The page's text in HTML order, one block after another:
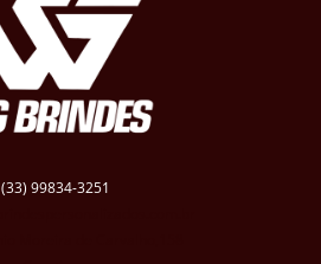
(33) 99834-3251